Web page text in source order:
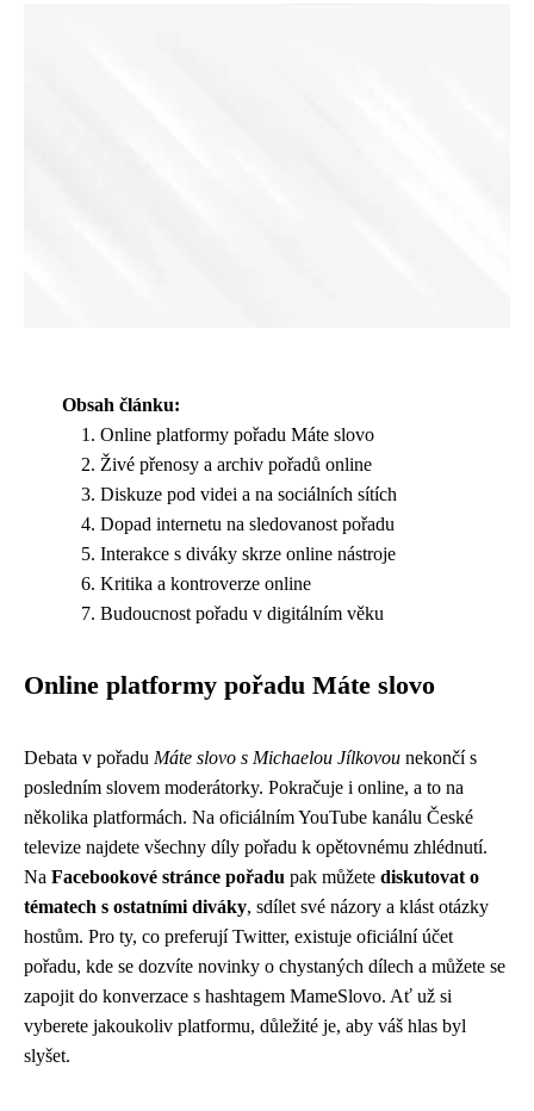
Obsah článku:
Online platformy pořadu Máte slovo
Živé přenosy a archiv pořadů online
Diskuze pod videi a na sociálních sítích
Dopad internetu na sledovanost pořadu
Interakce s diváky skrze online nástroje
Kritika a kontroverze online
Budoucnost pořadu v digitálním věku
Online platformy pořadu Máte slovo
Debata v pořadu Máte slovo s Michaelou Jílkovou nekončí s
posledním slovem moderátorky. Pokračuje i online, a to na
několika platformách. Na oficiálním YouTube kanálu České
televize najdete všechny díly pořadu k opětovnému zhlédnutí.
Na Facebookové stránce pořadu pak můžete diskutovat o
tématech s ostatními diváky, sdílet své názory a klást otázky
hostům. Pro ty, co preferují Twitter, existuje oficiální účet
pořadu, kde se dozvíte novinky o chystaných dílech a můžete se
zapojit do konverzace s hashtagem MameSlovo. Ať už si
vyberete jakoukoliv platformu, důležité je, aby váš hlas byl
slyšet.